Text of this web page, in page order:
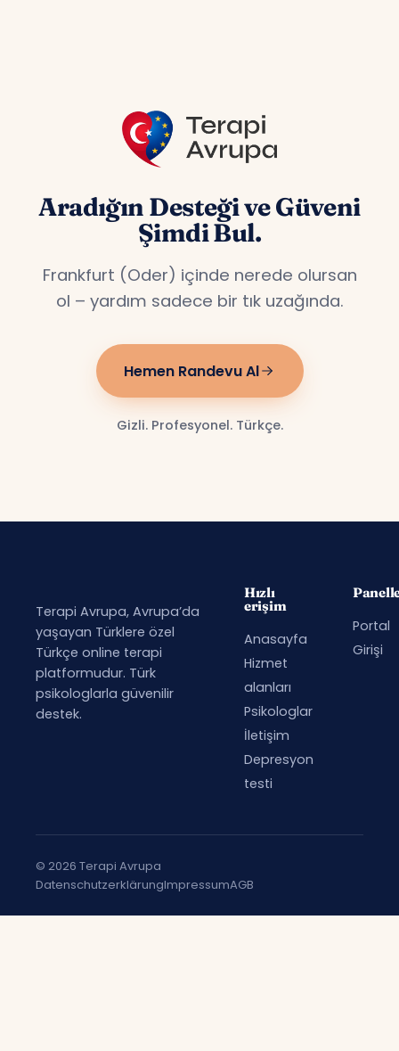
Aradığın Desteği ve Güveni
Şimdi Bul.
Frankfurt (Oder) içinde nerede olursan
ol – yardım sadece bir tık uzağında.
Hemen Randevu Al
Gizli. Profesyonel. Türkçe.
Terapi Avrupa, Avrupa’da
yaşayan Türklere özel
Türkçe online terapi
platformudur. Türk
psikologlarla güvenilir
destek.
Hızlı
erişim
Anasayfa
Hizmet
alanları
Psikologlar
İletişim
Depresyon
testi
Portal
Girişi
© 2026 Terapi Avrupa
DatenschutzerklärungImpressumAGB